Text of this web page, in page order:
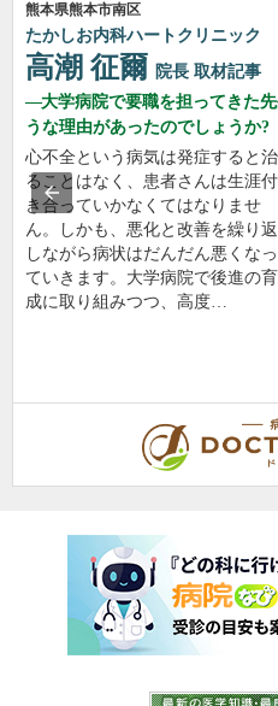
熊本県熊本市南区
たかしお内科ハートクリニック
高潮 征爾 院長 取材記事
大学病院で要職を担ってきた
うな理由があったのでしょうか?
心不全という病気は発症すると治
ることはなく、患者さんは生涯付
き合っていかなくてはなりませ
ん。しかも、悪化と改善を繰り返
しながら病状はだんだん悪くなっ
ていきます。大学病院で後進の育
成に取り組みつつ、高度…